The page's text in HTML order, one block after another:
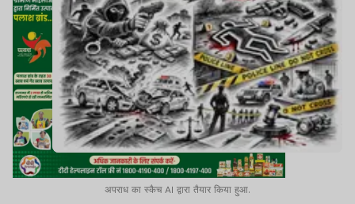
अपराध का स्कैच AI द्वारा तैयार किया हुआ.